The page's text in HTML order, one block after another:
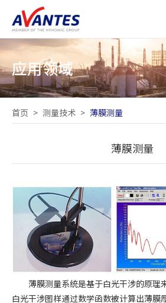
应用领域
首页 > 测量技术 > 薄膜测量
薄膜测量
薄膜测量系统是基于白光干涉的原理
白光干涉图样通过数学函数被计算出薄膜